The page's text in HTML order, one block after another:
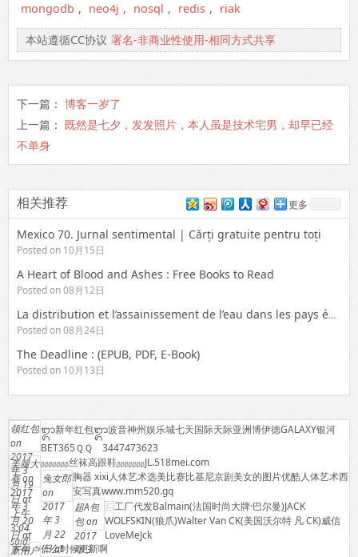
mongodb , neo4j , nosql , redis , riak
本站遵循CC协议 署名-非商业性使用-相同方式共享
下一篇： 博客一岁了
上一篇： 既然是七夕，发发照片，本人虽是技术宅男，却早已经
不单身
相关推荐 更多
Mexico 70. Jurnal sentimental | Cărți gratuite pentru toți
Posted on 10月15日
A Heart of Blood and Ashes : Free Books to Read
Posted on 08月12日
La distribution et l’assainissement de l’eau dans les pays émergents : [E-Book EPUB]
Posted on 08月24日
The Deadline : (EPUB, PDF, E-Book)
Posted on 10月13日
领红包
on
2017
年 3
月 19
日 at
上午
3:04
said:
ᬒ新年红包ᬒ波音神州娱乐城七天国际天际亚洲博伊德GALAXY银河
BET365ＱＱ 3447473623
美腿大
赛on
2017
年 3
月 20
日 at
下午
ᵦᵦᵦᵦᵦᵦᵦ丝袜高跟鞋ᵦᵦᵦᵦᵦᵦᵦJL.518mei.com
兔女郎
on
2017
年 3
月 22
日 at
胸器 xixi人体艺术选美比赛比基尼京剧美女的图片优酷人体艺术西
安写真www.mm520.gq
超A包
包on
2017
年 3
⿷工厂代发Balmain(法国时尚大牌·巴尔曼)JACK
WOLFSKIN(狼爪)Walter Van CK(美国沃尔特 凡 CK)威信
LoveMeJck
新用户什么时候更新啊